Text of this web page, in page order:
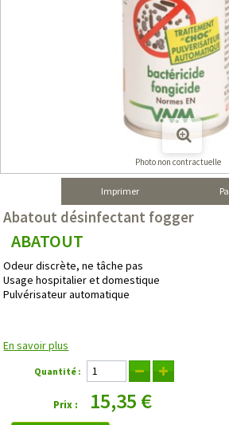
Photo non contractuelle
Imprimer
Abatout désinfectant fogger
ABATOUT
Odeur discrète, ne tâche pas
Usage hospitalier et domestique
Pulvérisateur automatique
En savoir plus
Quantité :
Prix : 15,35 €